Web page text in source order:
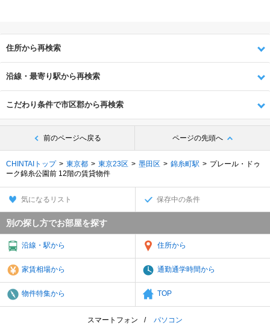
住所から再検索
沿線・最寄り駅から再検索
こだわり条件で市区郡から再検索
前のページへ戻る ページの先頭へ
CHINTAIトップ 東京都 東京23区 墨田区 錦糸町駅
プレール・ドゥ
ーク錦糸公園前 12階の賃貸物件
気になるリスト 保存中の条件
別の探し方でお部屋を探す
沿線・駅から 住所から
家賃相場から 通勤通学時間から
物件特集から TOP
スマートフォン パソコン